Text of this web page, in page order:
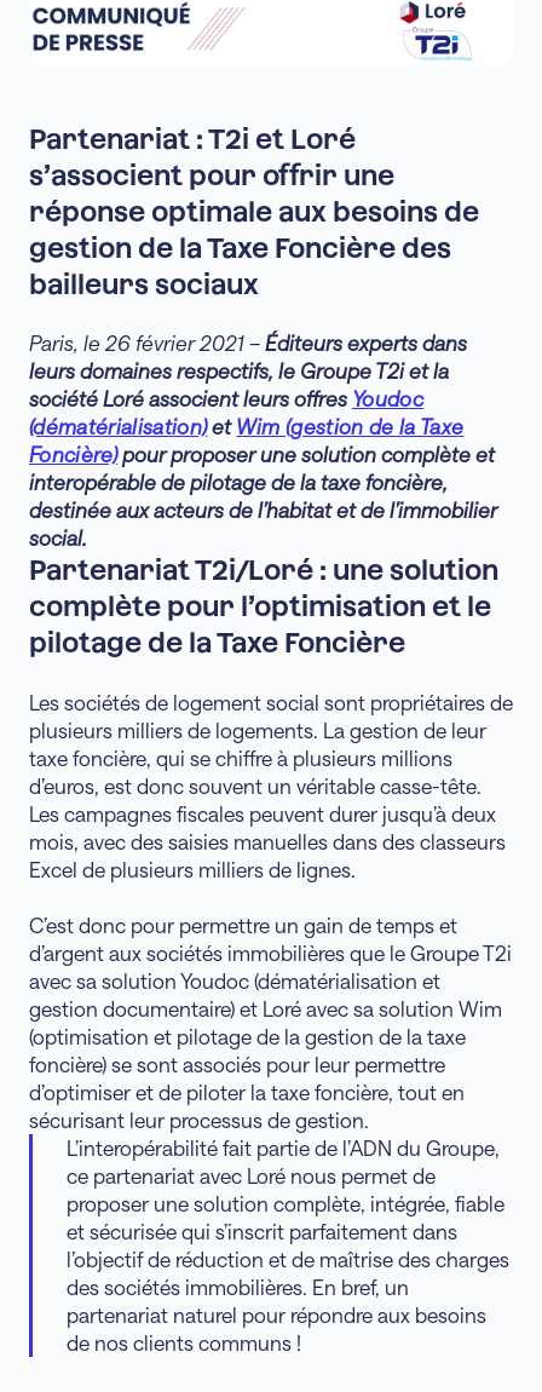
Partenariat : T2i et Loré
s’associent pour offrir une
réponse optimale aux besoins de
gestion de la Taxe Foncière des
bailleurs sociaux
Paris, le 26 février 2021 – Éditeurs experts dans
leurs domaines respectifs, le Groupe T2i et la
société Loré associent leurs offres Youdoc
(dématérialisation)et Wim (gestion de la Taxe
Foncière)pour proposer une solution complète et
interopérable de pilotage de la taxe foncière,
destinée aux acteurs de l’habitat et de l’immobilier
social.
Partenariat T2i/Loré : une solution
complète pour l’optimisation et le
pilotage de la Taxe Foncière
Les sociétés de logement social sont propriétaires de
plusieurs milliers de logements. La gestion de leur
taxe foncière, qui se chiffre à plusieurs millions
d’euros, est donc souvent un véritable casse-tête.
Les campagnes fiscales peuvent durer jusqu’à deux
mois, avec des saisies manuelles dans des classeurs
Excel de plusieurs milliers de lignes.
C’est donc pour permettre un gain de temps et
d’argent aux sociétés immobilières que le Groupe T2i
avec sa solution Youdoc (dématérialisation et
gestion documentaire) et Loré avec sa solution Wim
(optimisation et pilotage de la gestion de la taxe
foncière) se sont associés pour leur permettre
d’optimiser et de piloter la taxe foncière, tout en
sécurisant leur processus de gestion.
L’interopérabilité fait partie de l’ADN du Groupe,
ce partenariat avec Loré nous permet de
proposer une solution complète, intégrée, fiable
et sécurisée qui s’inscrit parfaitement dans
l’objectif de réduction et de maîtrise des charges
des sociétés immobilières. En bref, un
partenariat naturel pour répondre aux besoins
de nos clients communs !